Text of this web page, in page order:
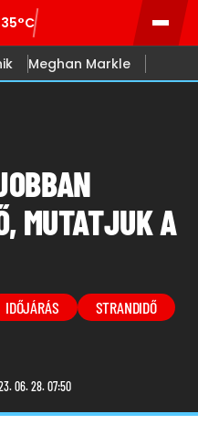
35°C
Meghan Markle
MUTATJUK A
IDŐJÁRÁS STRANDIDŐ
06. 28. 07:50